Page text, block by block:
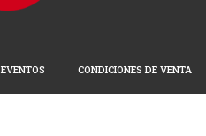
EVENTOS CONDICIONES DE VENTA